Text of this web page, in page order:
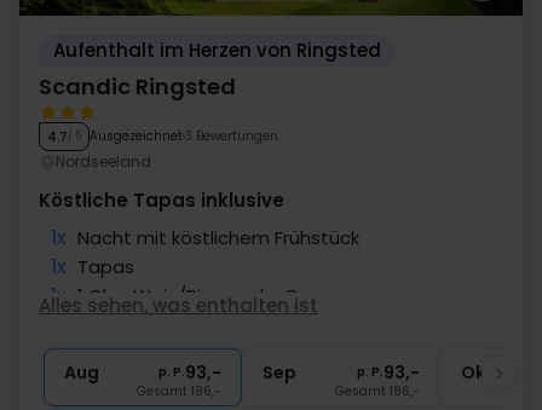
Aufenthalt im Herzen von Ringsted
Scandic Ringsted
4.7/ 5 Ausgezeichnet 3 Bewertungen
Nordseeland
Köstliche Tapas inklusive
1x Nacht mit köstlichem Frühstück
1x Tapas
1x 1 Glas Wein/Bier an der Bar
∞ Gratis Parken
Alles sehen, was enthalten ist
Aug p. P.93,-
Gesamt 186,-
Sep p. P.93,-
Gesamt 186,-
Okt